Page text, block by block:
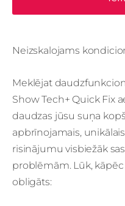
Neizskalojams
Meklējat
Show Tech+ Quick Fix
daudzas jūsu suņa
apbrīnojamais,
risinājumu visbiežāk
problēmām. Lūk,
obligāts: